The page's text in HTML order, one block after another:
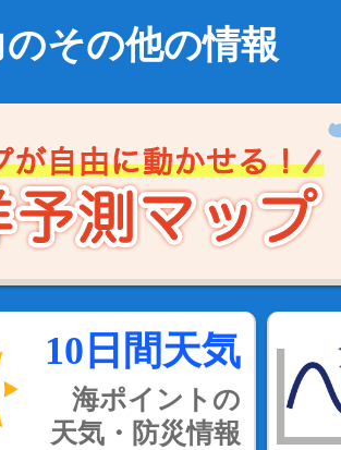
その他の情報
10日間天気
海ポイントの
天気・防災情報